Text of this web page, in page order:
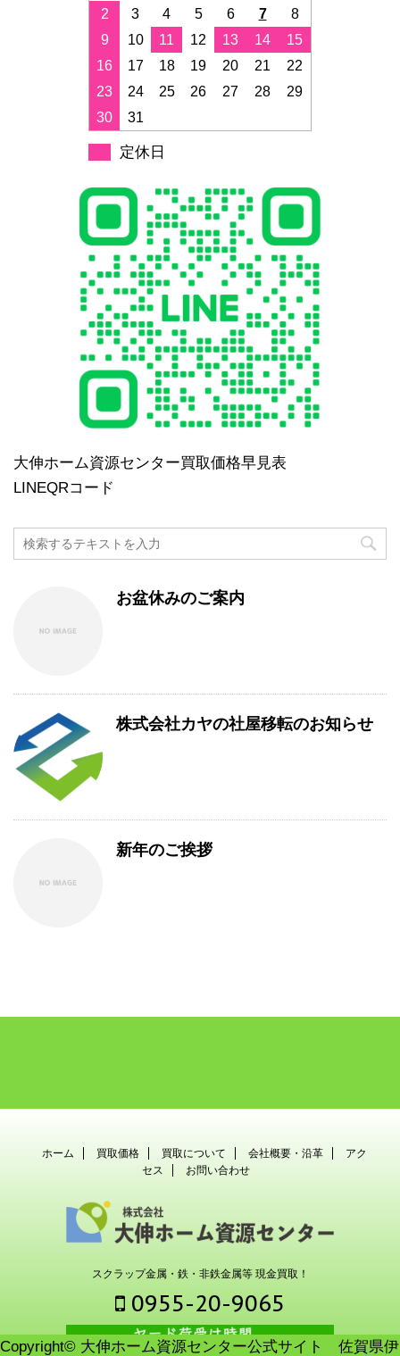
2
3 4 5 6 7
8
9
10 11 12 13 14
15
16
17 18 19 20 21
22
23
24 25 26 27 28
29
30
31
定休日
大伸ホーム資源センター買取価格早見表
LINEQRコード
お盆休みのご案内
株式会社カヤの社屋移転のお知らせ
新年のご挨拶
ホーム 買取価格 買取について 会社概要・沿革
アク
セス
お問い合わせ
スクラップ金属・鉄・非鉄金属等 現金買取！
0955-20-9065
Copyright© 大伸ホーム資源センター公式サイト 佐賀県伊